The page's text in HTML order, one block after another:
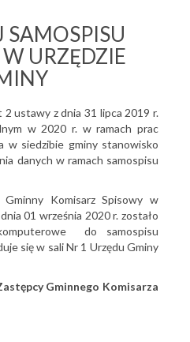
URZĘDZIE
ustawy z dnia 31 lipca 2019 r.
w 2020 r. w ramach prac
w siedzibie gminy stanowisko
danych w ramach samospisu
Komisarz Spisowy w
01 września 2020 r. zostało
do samospisu
się w sali Nr 1 Urzędu Gminy
Gminnego Komisarza